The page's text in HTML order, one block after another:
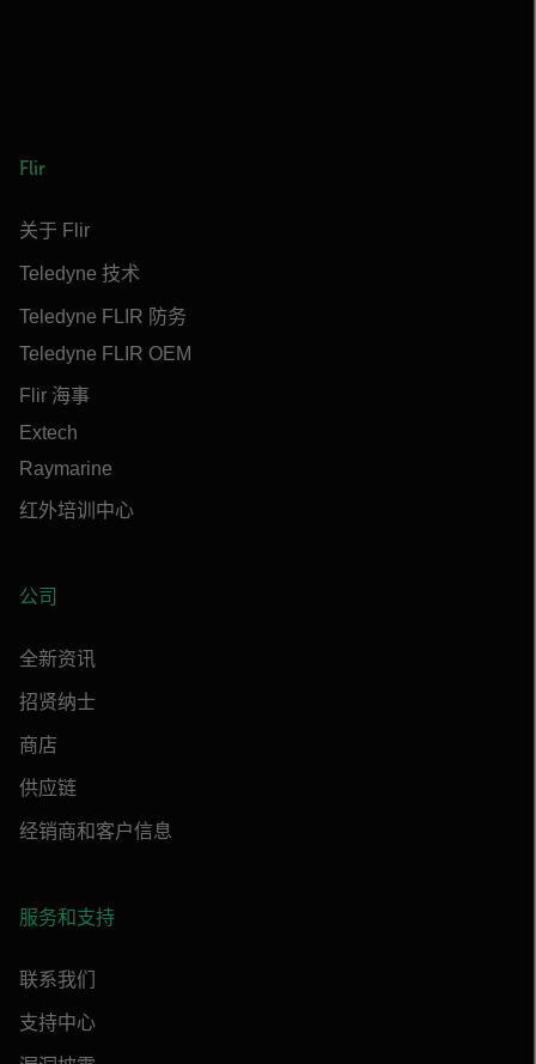
Flir
关于 Flir
Teledyne 技术
Teledyne FLIR 防务
Teledyne FLIR OEM
Flir 海事
Extech
Raymarine
红外培训中心
公司
全新资讯
招贤纳士
商店
供应链
经销商和客户信息
服务和支持
联系我们
支持中心